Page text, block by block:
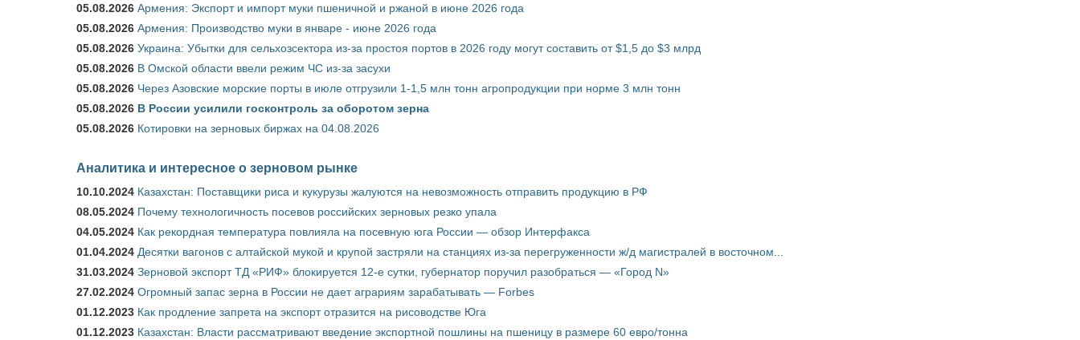
05.08.2026 Армения: Экспорт и импорт муки пшеничной и ржаной в июне 2026 года
05.08.2026 Армения: Производство муки в январе - июне 2026 года
05.08.2026 Украина: Убытки для сельхозсектора из-за простоя портов в 2026 году могут составить от $1,5 до $3 млрд
05.08.2026 В Омской области ввели режим ЧС из-за засухи
05.08.2026 Через Азовские морские порты в июле отгрузили 1-1,5 млн тонн агропродукции при норме 3 млн тонн
05.08.2026 В России усилили госконтроль за оборотом зерна
05.08.2026 Котировки на зерновых биржах на 04.08.2026
Аналитика и интересное о зерновом рынке
10.10.2024 Казахстан: Поставщики риса и кукурузы жалуются на невозможность отправить продукцию в РФ
08.05.2024 Почему технологичность посевов российских зерновых резко упала
04.05.2024 Как рекордная температура повлияла на посевную юга России — обзор Интерфакса
01.04.2024 Десятки вагонов с алтайской мукой и крупой застряли на станциях из-за перегруженности ж/д магистралей в восточном...
31.03.2024 Зерновой экспорт ТД «РИФ» блокируется 12-е сутки, губернатор поручил разобраться — «Город N»
27.02.2024 Огромный запас зерна в России не дает аграриям зарабатывать — Forbes
01.12.2023 Как продление запрета на экспорт отразится на рисоводстве Юга
01.12.2023 Казахстан: Власти рассматривают введение экспортной пошлины на пшеницу в размере 60 евро/тонна